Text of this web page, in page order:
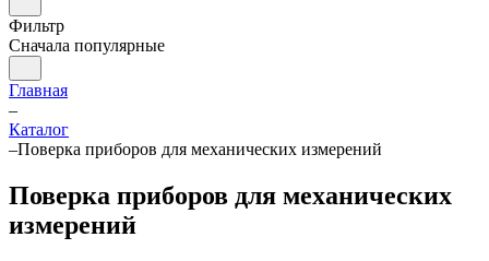
Фильтр
Сначала популярные
Главная
–
Каталог
–Поверка приборов для механических измерений
Поверка приборов для механических
измерений